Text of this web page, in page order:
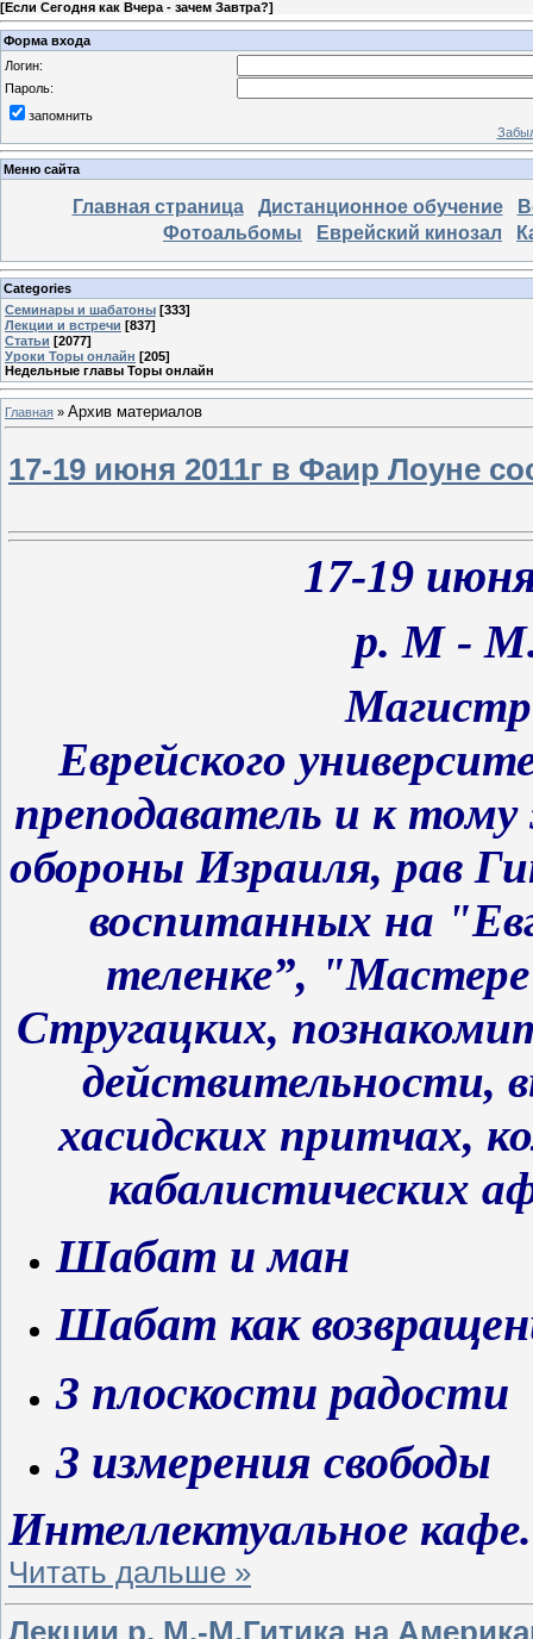
[Если Сегодня как Вчера - зачем Завтра?]
Форма входа
Логин:
Пароль:
запомнить
Меню сайта
Главная страница Дистанционное обучение
Фотоальбомы
Еврейский кинозал
Categories
Семинары и шабатоны [333]
Лекции и встречи [837]
Статьи [2077]
Уроки Торы онлайн [205]
Недельные главы Торы онлайн
Главная » Архив материалов
17-19 июня 2011г в Фаир Лоуне
17-19
р. М -
Еврейского
преподаватель и к
обороны Израиля, рав
воспитанных на
теленке”,
Стругацких,
действительности,
хасидских притчах,
кабалистических
Шабат и ман
Шабат как
3 плоскости радости
3 измерения свободы
Интеллектуальное
Читать дальше »
Лекции р. М.-М.Гитика на